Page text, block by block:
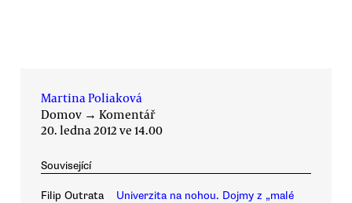
Martina Poliaková
Domov → Komentář
20. ledna 2012 ve 14.00
Související
Filip Outrata
Univerzita na nohou. Dojmy z „malé